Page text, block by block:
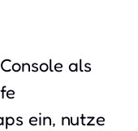
als
ein, nutze